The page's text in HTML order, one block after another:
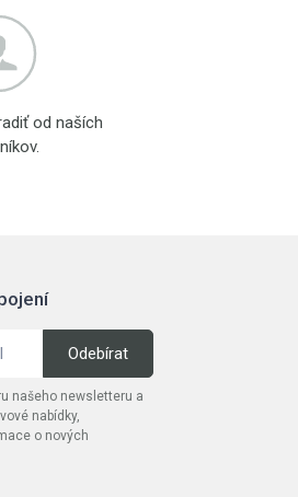
od naších
našeho newsletteru a
nabídky,
o nových